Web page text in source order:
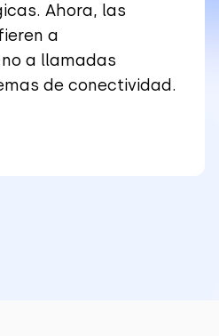
Ahora, las
a
a llamadas
de conectividad.